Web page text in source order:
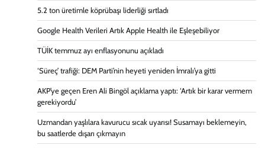
5.2 ton üretimle köprübaşı liderliği sırtladı
Google Health Verileri Artık Apple Health ile Eşleşebiliyor
TÜİK temmuz ayı enflasyonunu açıkladı
‘Süreç’ trafiği: DEM Parti’nin heyeti yeniden İmralı’ya gitti
AKP’ye geçen Eren Ali Bingöl açıklama yaptı: ‘Artık bir karar vermem
gerekiyordu’
Uzmandan yaşlılara kavurucu sıcak uyarısı! Susamayı beklemeyin,
bu saatlerde dışarı çıkmayın